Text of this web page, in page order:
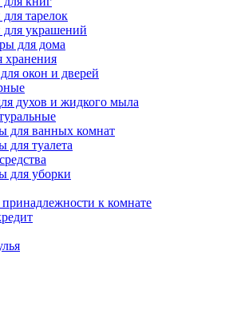
тарелок
для украшений
для дома
окон и дверей
духов и жидкого мыла
для ванных комнат
для туалета
для уборки
к комнате